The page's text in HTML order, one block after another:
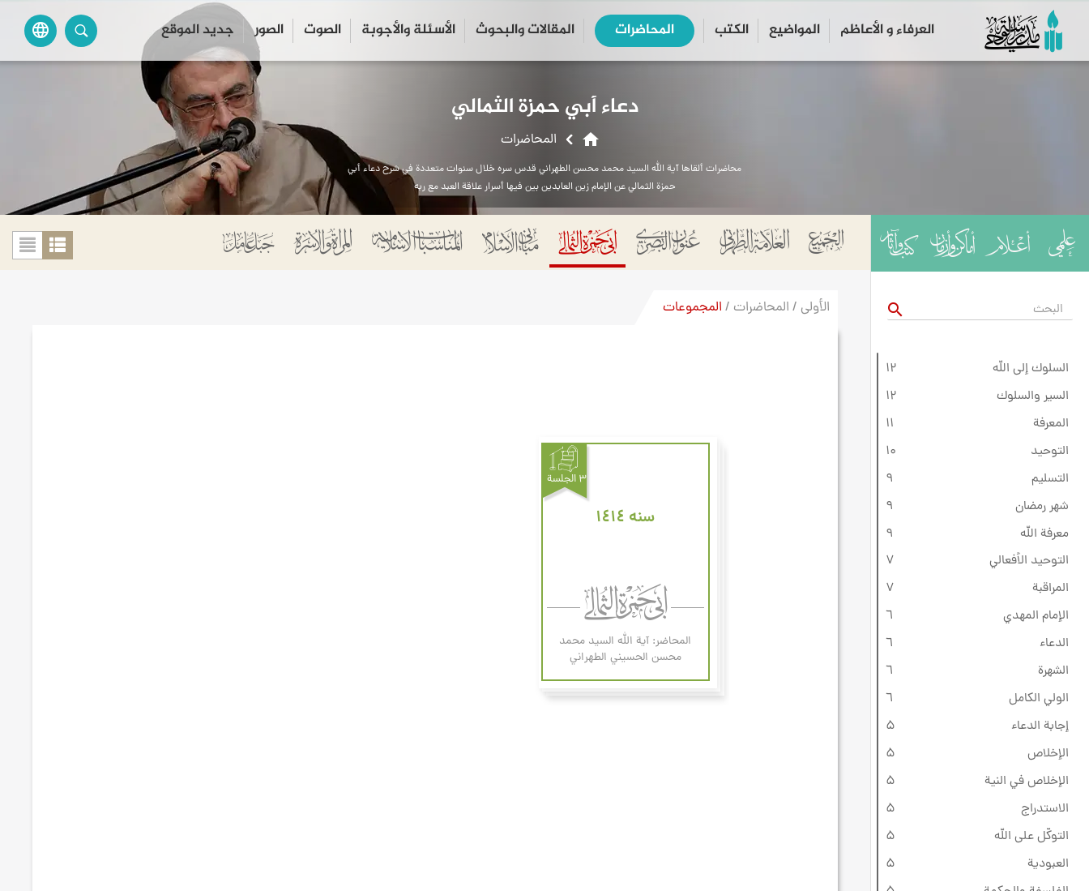
العرفاء و الأعاظم المواضیع الكتب المحاضرات المقالات والبحوث الأسئلة والأجوبة الصوت الصور جديد الموقع language search
close
دعاء أبي حمزة الثمالي
home المحاضرات
محاضرات ألقاها آية الله السيد محمد محسن الطهراني قدس سره خلال سنوات متعددة في شرح دعاء أبي
حمزة الثمالي عن الإمام زين العابدين بين فيها أسرار علاقة العبد مع ربه
search
السلوك إلى الله
۱۲
السير والسلوك
۱۲
المعرفة
۱۱
التوحيد
۱۰
التسليم
٩
شهر رمضان
٩
معرفة الله
٩
التوحيد الأفعالي
۷
المراقبة
۷
الإمام المهدي
٦
الدعاء
٦
الشهرة
٦
الولي الكامل
٦
إجابة الدعاء
۵
الإخلاص
۵
الإخلاص في النية
۵
الاستدراج
۵
التوكّل على الله
۵
العبودية
۵
الأولى / المحاضرات / المجموعات
۳ الجلسة
سنه ۱٤۱٤
المحاضر: آية الله السيد محمد
محسن الحسيني الطهراني